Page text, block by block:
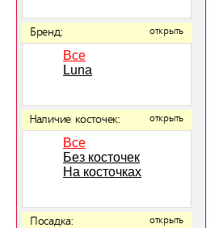
Бренд: открыть
Все
Luna
Наличие косточек: открыть
Все
Без косточек
На косточках
Посадка: открыть